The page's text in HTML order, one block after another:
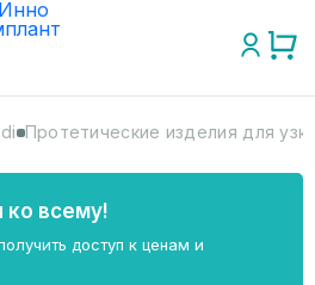
Протетические изделия для
ко всему!
доступ к ценам и